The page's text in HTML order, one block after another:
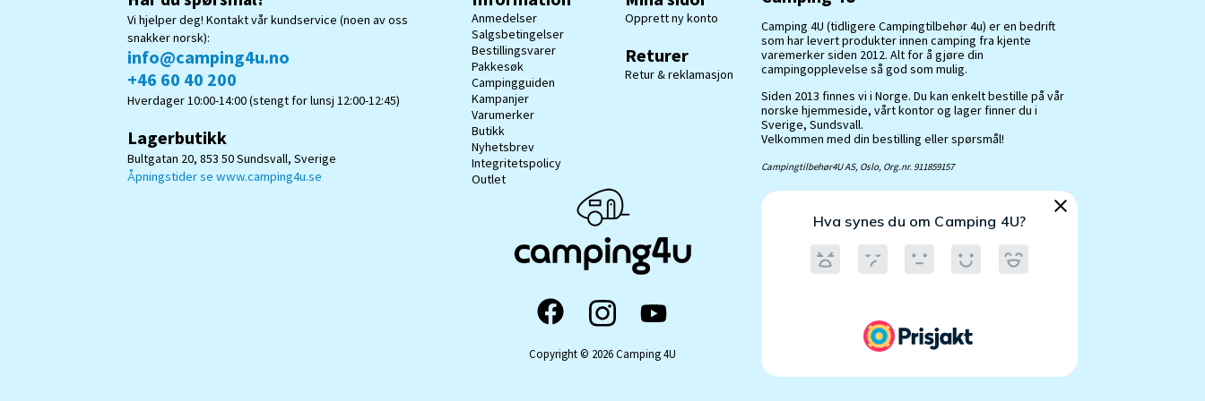
Vi hjelper deg! Kontakt vår kundservice (noen av oss
snakker norsk):
info@camping4u.no
+46 60 40 200
Hverdager 10:00-14:00 (stengt for lunsj 12:00-12:45)
Lagerbutikk
Bultgatan 20, 853 50 Sundsvall, Sverige
Åpningstider se www.camping4u.se
Anmedelser
Salgsbetingelser
Bestillingsvarer
Pakkesøk
Campingguiden
Kampanjer
Varumerker
Butikk
Nyhetsbrev
Integritetspolicy
Outlet
Opprett ny konto
Returer
Retur & reklamasjon
Camping 4U (tidligere Campingtilbehør 4u) er en bedrift
som har levert produkter innen camping fra kjente
varemerker siden 2012. Alt for å gjøre din
campingopplevelse så god som mulig.
Siden 2013 finnes vi i Norge. Du kan enkelt bestille på vår
norske hjemmeside, vårt kontor og lager finner du i
Sverige, Sundsvall.
Velkommen med din bestilling eller spørsmål!
Campingtilbehør4U AS, Oslo, Org.nr. 911859157
Copyright © 2026 Camping 4U